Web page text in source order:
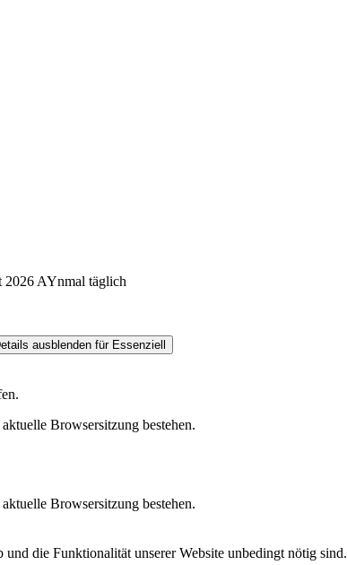
AYnmal täglich
ausblenden für Essenziell
Browsersitzung bestehen.
Browsersitzung bestehen.
die Funktionalität unserer Website unbedingt nötig sind.